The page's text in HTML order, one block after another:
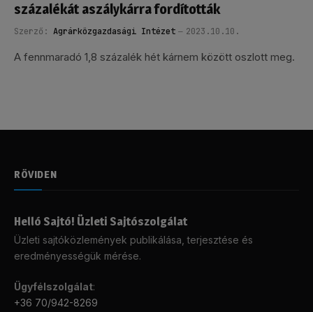
százalékát aszálykárra fordították
Szerző: Agrárközgazdasági Intézet 2023.10.10.
A fennmaradó 1,8 százalék hét kárnem között oszlott meg.
RÖVIDEN
Helló Sajtó! Üzleti Sajtószolgálat
Üzleti sajtóközlemények publikálása, terjesztése és
eredményességük mérése.
Ügyfélszolgálat:
+36 70/942-8269